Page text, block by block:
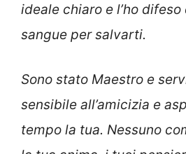
ideale chiaro e l’ho
sangue per salvarti.
Sono stato Maestro e
sensibile all’amicizia e
tempo la tua. Nessuno